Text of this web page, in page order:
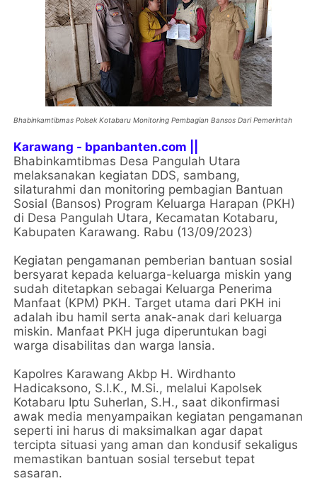
Bhabinkamtibmas Polsek Kotabaru Monitoring Pembagian Bansos Dari Pemerintah
Karawang - bpanbanten.com ||
Bhabinkamtibmas Desa Pangulah Utara
melaksanakan kegiatan DDS, sambang,
silaturahmi dan monitoring pembagian Bantuan
Sosial (Bansos) Program Keluarga Harapan (PKH)
di Desa Pangulah Utara, Kecamatan Kotabaru,
Kabupaten Karawang. Rabu (13/09/2023)
Kegiatan pengamanan pemberian bantuan sosial
bersyarat kepada keluarga-keluarga miskin yang
sudah ditetapkan sebagai Keluarga Penerima
Manfaat (KPM) PKH. Target utama dari PKH ini
adalah ibu hamil serta anak-anak dari keluarga
miskin. Manfaat PKH juga diperuntukan bagi
warga disabilitas dan warga lansia.
Kapolres Karawang Akbp H. Wirdhanto
Hadicaksono, S.I.K., M.Si., melalui Kapolsek
Kotabaru Iptu Suherlan, S.H., saat dikonfirmasi
awak media menyampaikan kegiatan pengamanan
seperti ini harus di maksimalkan agar dapat
tercipta situasi yang aman dan kondusif sekaligus
memastikan bantuan sosial tersebut tepat
sasaran.